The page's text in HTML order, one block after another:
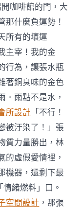
咖啡館的門，大
那什麼負運勢！
所有的壞運
主宰！我的金
行為，讓張水瓶
著銅臭味的金色
。雨點不是水，
所設計 「不行！
被汙染了！」張
質力量勝出，林
的虛假愛情裡，
機器，還剩下最
緒燃料」口。
空間設計 ，那張